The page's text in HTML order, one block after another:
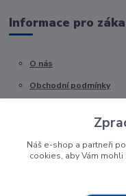
Informace pro
O nás
Obchodní podmínky
Náš e-shop a partneři
cookies, aby Vám